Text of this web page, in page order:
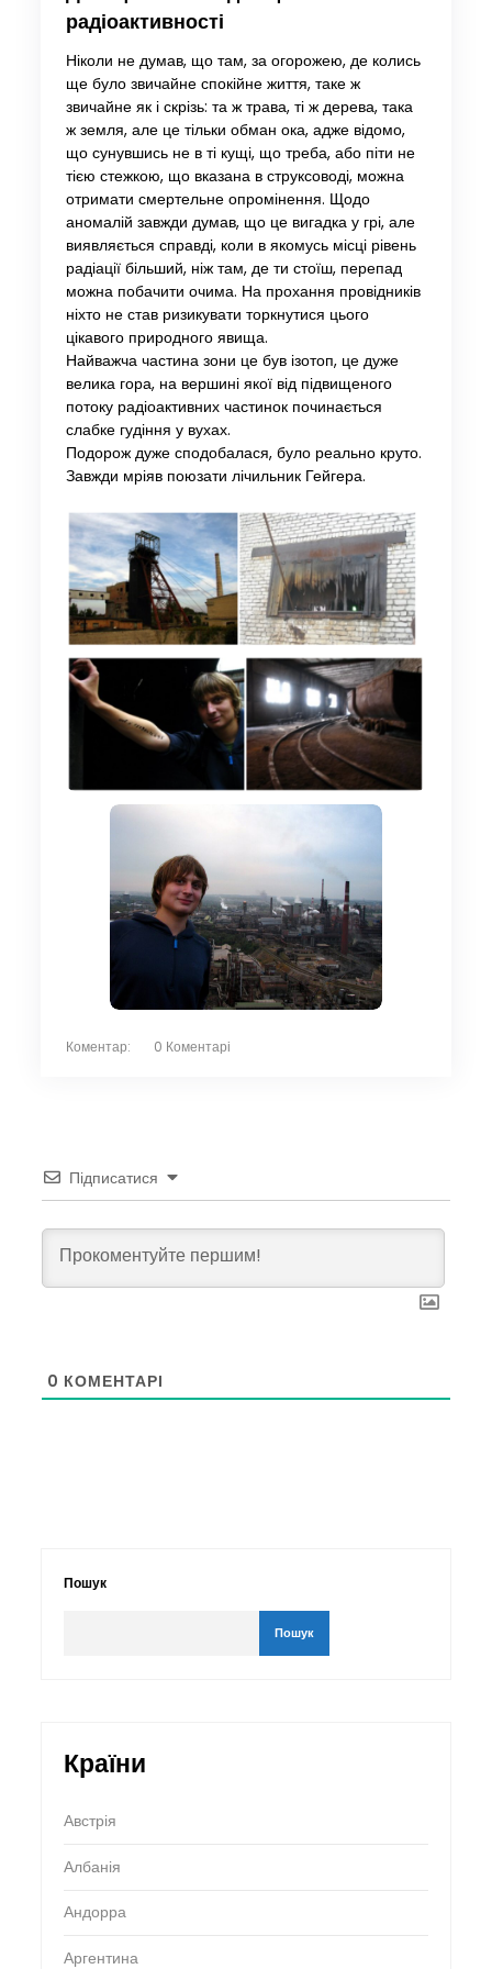
радіоактивності
Ніколи не думав, що там, за огорожею, де колись
ще було звичайне спокійне життя, таке ж
звичайне як і скрізь: та ж трава, ті ж дерева, така
ж земля, але це тільки обман ока, адже відомо,
що сунувшись не в ті кущі, що треба, або піти не
тією стежкою, що вказана в струксоводі, можна
отримати смертельне опромінення. Щодо
аномалій завжди думав, що це вигадка у грі, але
виявляється справді, коли в якомусь місці рівень
радіації більший, ніж там, де ти стоїш, перепад
можна побачити очима. На прохання провідників
ніхто не став ризикувати торкнутися цього
цікавого природного явища.
Найважча частина зони це був ізотоп, це дуже
велика гора, на вершині якої від підвищеного
потоку радіоактивних частинок починається
слабке гудіння у вухах.
Подорож дуже сподобалася, було реально круто.
Завжди мріяв поюзати лічильник Гейгера.
Коментар: 0 Коментарі
Підписатися
0 КОМЕНТАРІ
Пошук
Пошук
Країни
Австрія
Албанія
Андорра
Аргентина